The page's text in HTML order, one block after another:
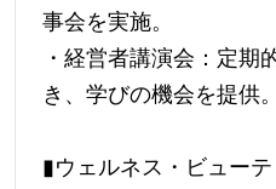
事会を実施。
・経営者講演会：定期
き、学びの機会を提供。
▮ウェルネス・ビュー